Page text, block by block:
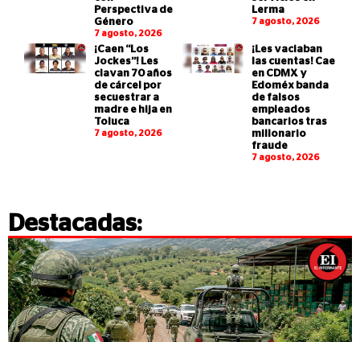
Perspectiva de
Género
7 agosto, 2026
Lerma
7 agosto, 2026
¡Caen “Los
Jockes”! Les
clavan 70 años
de cárcel por
secuestrar a
madre e hija en
Toluca
7 agosto, 2026
¡Les vaciaban
las cuentas! Cae
en CDMX y
Edoméx banda
de falsos
empleados
bancarios tras
millonario
fraude
7 agosto, 2026
Destacadas: